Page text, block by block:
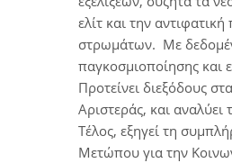
ελίτ και την
στρωμάτων. Με
παγκοσμιοποίησης και
Προτείνει διεξόδους
Αριστεράς, και
Τέλος, εξηγεί τη
Μετώπου για την